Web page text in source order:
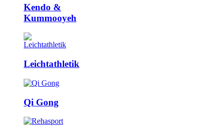
Kendo &
Kummooyeh
Leicht­athletik
Qi Gong